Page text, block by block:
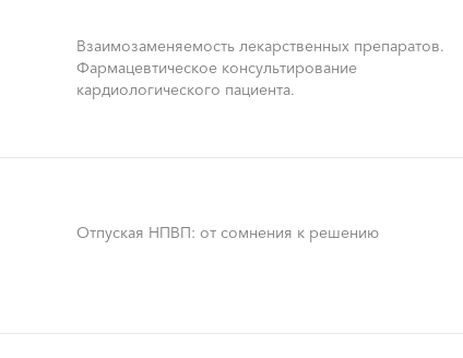
Взаимозаменяемость лекарственных препаратов.
Фармацевтическое консультирование
кардиологического пациента.
Отпуская НПВП: от сомнения к решению